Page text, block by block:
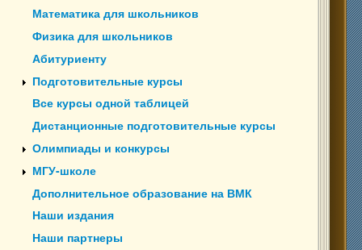
Математика для школьников
Физика для школьников
Абитуриенту
Подготовительные курсы
Все курсы одной таблицей
Дистанционные подготовительные курсы
Олимпиады и конкурсы
МГУ-школе
Дополнительное образование на ВМК
Наши издания
Наши партнеры